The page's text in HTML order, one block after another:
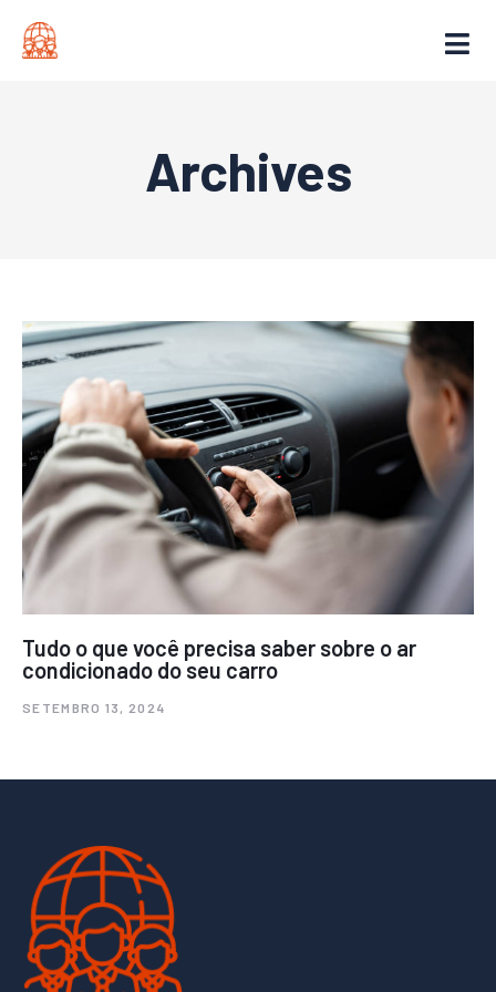
Archives
Tudo o que você precisa saber sobre o ar
condicionado do seu carro
SETEMBRO 13, 2024